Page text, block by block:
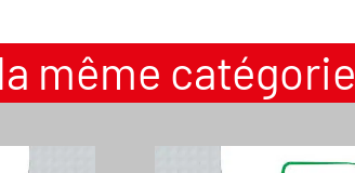
même catégorie